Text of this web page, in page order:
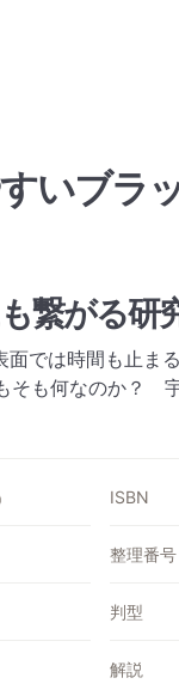
いブラ
繋がる研
では時間も止ま
そも何なのか？
ISBN
整理番号
判型
解説